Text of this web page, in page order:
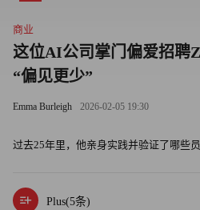
商业
这位AI公司掌门偏爱招聘
“偏见更少”
Emma Burleigh 2026-02-05 19:30
过去25年里，他亲身实践并验证了哪些
Plus(5条)